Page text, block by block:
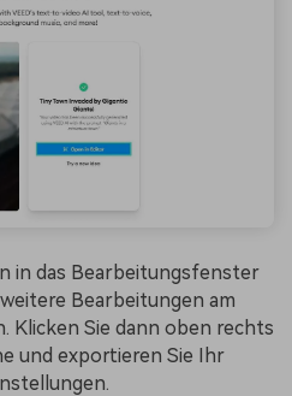
in das Bearbeitungsfenster
Bearbeitungen am
Klicken Sie dann oben rechts
und exportieren Sie Ihr